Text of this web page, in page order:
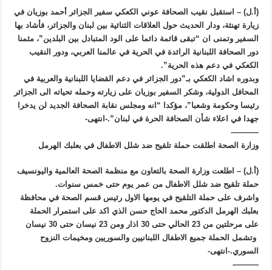
(أ.ل) – استقبل نقيب الصحافة عوني الكعكي سفير الجزائر أحمد بوزيان في
زيارة تهنئة، ودار الحديث حول العلاقات الثنائية بين لبنان والجزائر، فأشاد بها
السفير وتمنى ان “تبقى قائمة دائما على الود المتبادل بين البلدين”، مثمنا
دور الصحافة اللبنانية الرائدة في الحرية في عالمنا العربي، ودور النقيب
الكعكي في دعم هذه الحرية”.
وبدوره اشاد الكعكي بـ”دور الجزائر في دعم القضايا اللبنانية والعربية في
المحافل الدولية، وشكر السفير بوزيان على زيارته وحمله تحياته الى الجزائر
رئيسا وحكومة وشعبا”، مؤكدا “انه ومجلس نقابة الصحافة الجديد لن يدخرا
جهدا في اعلاء شأن الصحافة الحرة في لبنان”.-انتهى-
———–
وزارة الصحة اطلقت حملة تلقيح ضد شلل الاطفال في بعلبك الهرمل
(أ.ل) – اطلعت وزارة الصحة بالتعاون مع منظمة الصحة العالمية واليونسيف
حملة تلقيح ضد شلل الاطفال من عمر يوم حتى خمس سنوات.
واشرف على حملة التلقيح في يومها الاول رئيس قسم الصحة في محافظة
بعلبك الهرمل الدكتور محمد الحاج حسن الذي اكد على استمرار الحملة
على مرحلتين من 23 الحالي حتى 30 اذار ومن 23 نيسان حتى 30 نيسان
وتشمل الحملة جميع الاطفال اللبنانيين والسوريين ومخيمات النزوح
السوري.-انتهى-
———-